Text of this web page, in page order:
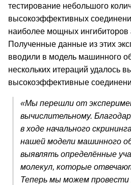
тестирование небольшого
высокоэффективных
наиболее мощных ингибиторов
Полученные данные из этих
вводили в модель машинного
нескольких итераций удалось
высокоэффективные
«Мы перешли от
вычислительному.
в ходе начального
нашей модели машинного
выявлять определённые
молекул, которые
Теперь мы можем провести